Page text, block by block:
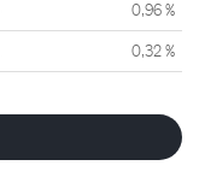
0,96 %
0,32 %